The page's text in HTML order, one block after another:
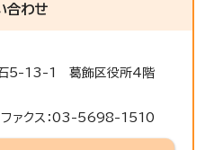
合わせ
5-13-1 葛飾区役所4階
クス：03-5698-1510